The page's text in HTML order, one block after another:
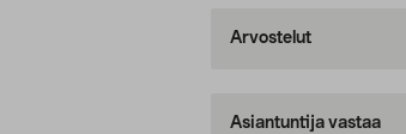
Arvostelut
Asiantuntija vastaa